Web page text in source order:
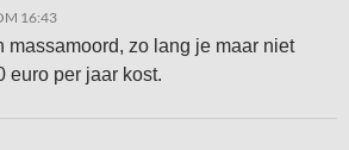
16:43
massamoord, zo lang je maar niet
euro per jaar kost.